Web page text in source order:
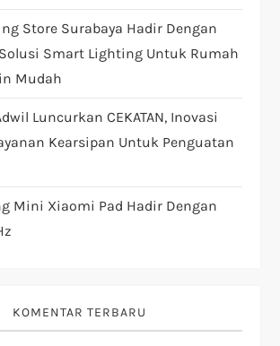
Store Surabaya Hadir Dengan
Smart Lighting Untuk Rumah
Mudah
Luncurkan CEKATAN, Inovasi
Kearsipan Untuk Penguatan
Mini Xiaomi Pad Hadir Dengan
KOMENTAR TERBARU